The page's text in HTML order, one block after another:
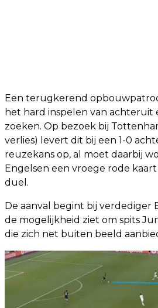
Een terugkerend
het hard inspelen van achteruit
zoeken. Op bezoek bij
verlies) levert dit bij een 1-0
reuzekans op, al moet daarbij
Engelsen een vroege rode
duel.
De aanval begint bij verdediger
de mogelijkheid ziet om spits
die zich net buiten beeld